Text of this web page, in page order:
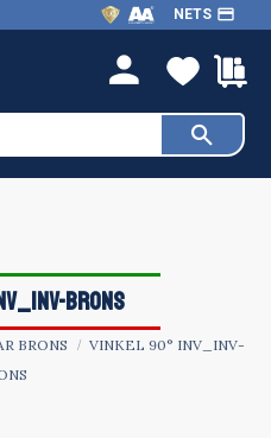
NETS payment
person
BRONS
BRONS
VINKEL 90° INV_INV-